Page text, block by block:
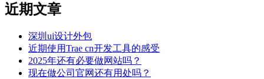
近期文章
深圳ui设计外包
近期使用Trae cn开发工具的感受
2025年还有必要做网站吗？
现在做公司官网还有用处吗？